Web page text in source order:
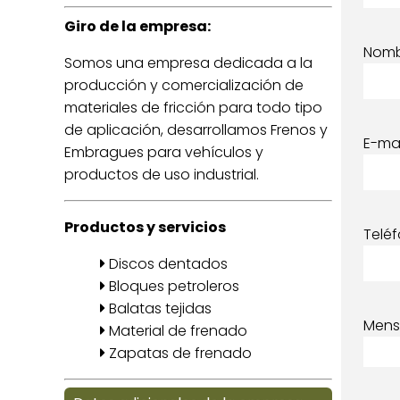
Giro de la empresa:
Somos una empresa dedicada a la
producción y comercialización de
materiales de fricción para todo tipo
de aplicación, desarrollamos Frenos y
Embragues para vehículos y
productos de uso industrial.
Productos y servicios
Discos dentados
Bloques petroleros
Balatas tejidas
Material de frenado
Zapatas de frenado
E-